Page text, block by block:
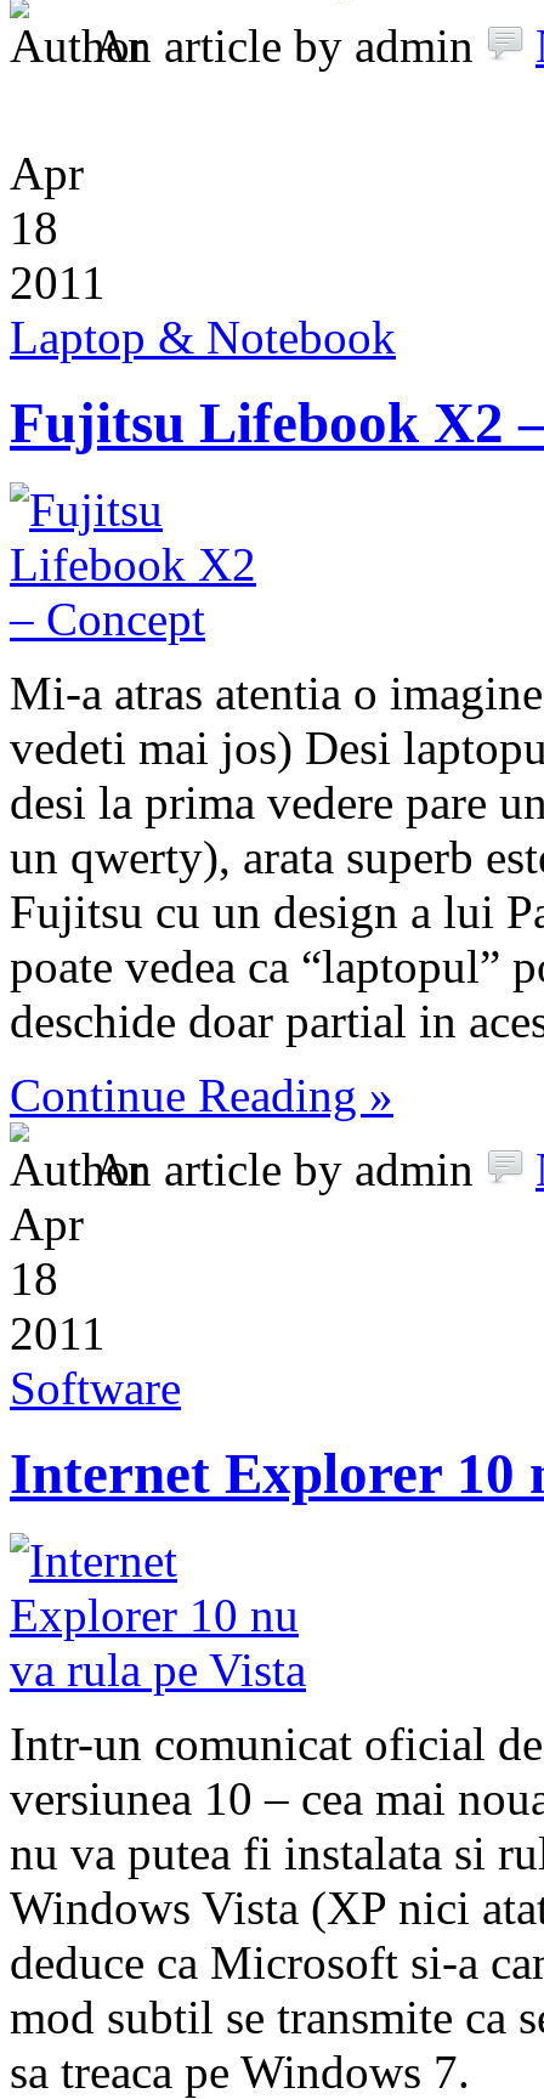
An article by admin
Apr
18
2011
Laptop & Notebook
Fujitsu Lifebook X2
Mi-a atras atentia o
vedeti mai jos) Desi
desi la prima vedere pare
un qwerty), arata superb
Fujitsu cu un design a lui
poate vedea ca “laptopul”
deschide doar partial in
Continue Reading »
An article by admin
Apr
18
2011
Software
Internet Explorer 10
Intr-un comunicat oficial
versiunea 10 – cea mai
nu va putea fi instalata si
Windows Vista (XP nici
deduce ca Microsoft si-a
mod subtil se transmite ca
sa treaca pe Windows 7.